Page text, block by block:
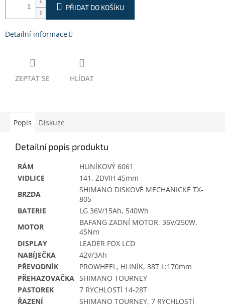
PŘIDAT DO KOŠÍKU
Detailní informace
ZEPTAT SE HLÍDAT
Popis Diskuze
Detailní popis produktu
RÁM
HLINÍKOVÝ 6061
VIDLICE
141, ZDVIH 45mm
BRZDA
SHIMANO DISKOVÉ MECHANICKÉ TX-
805
BATERIE
LG 36V/15Ah, 540Wh
MOTOR
BAFANG ZADNÍ MOTOR, 36V/250W,
45Nm
DISPLAY
LEADER FOX LCD
NABÍJEČKA
42V/3Ah
PŘEVODNÍK
PROWHEEL, HLINÍK, 38T L:170mm
PŘEHAZOVAČKA SHIMANO TOURNEY
PASTOREK
7 RYCHLOSTÍ 14-28T
ŘAZENÍ
SHIMANO TOURNEY, 7 RYCHLOSTÍ